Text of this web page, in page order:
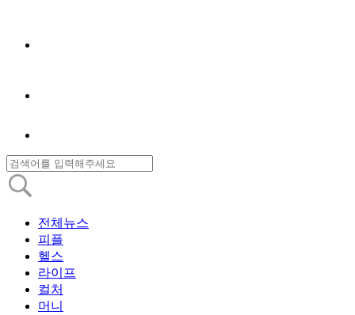
전체뉴스
피플
헬스
라이프
컬처
머니